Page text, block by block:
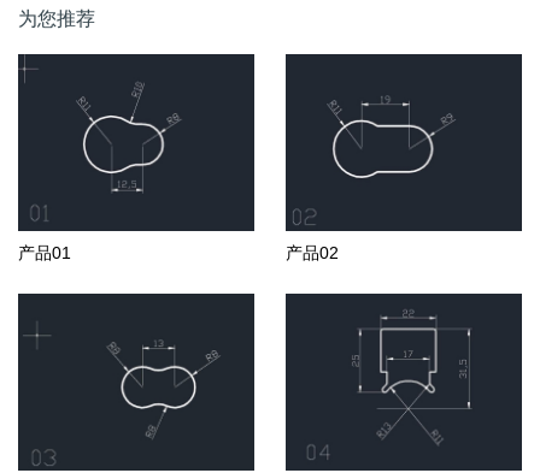
为您推荐
产品01 产品02